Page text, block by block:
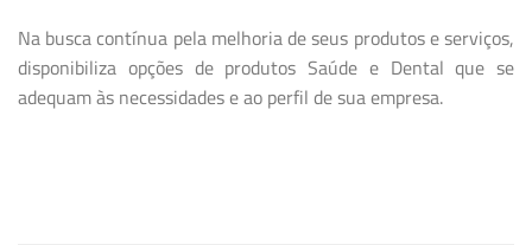
Na busca contínua pela melhoria de seus produtos e serviços,
disponibiliza opções de produtos Saúde e Dental que se
adequam às necessidades e ao perfil de sua empresa.